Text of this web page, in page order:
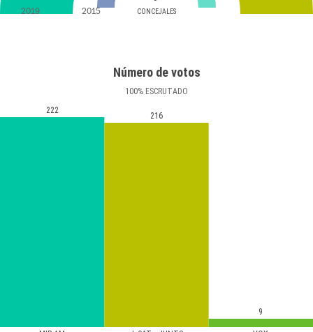
CONCEJALES
2019 2015
Número de votos
100% ESCRUTADO
222
216
9